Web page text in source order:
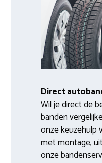
Direct
Wil je direct de
banden
onze keuzehulp
met montage,
onze